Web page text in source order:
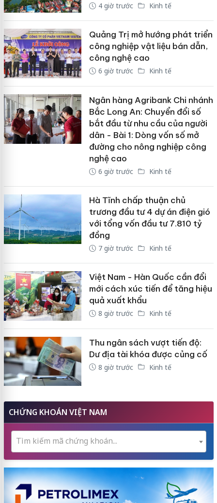
4 giờ trước Kinh tế
Quảng Trị mở hướng phát triển
công nghiệp vật liệu bán dẫn,
công nghệ cao
6 giờ trước Kinh tế
Ngân hàng Agribank Chi nhánh
Bắc Long An: Chuyển đổi số
bắt đầu từ nhu cầu của người
dân - Bài 1: Dòng vốn số mở
đường cho nông nghiệp công
nghệ cao
6 giờ trước Kinh tế
Hà Tĩnh chấp thuận chủ
trương đầu tư 4 dự án điện gió
với tổng vốn đầu tư 7.810 tỷ
đồng
7 giờ trước Kinh tế
Việt Nam - Hàn Quốc cần đổi
mới cách xúc tiến để tăng hiệu
quả xuất khẩu
8 giờ trước Kinh tế
Thu ngân sách vượt tiến độ:
Dư địa tài khóa được củng cố
8 giờ trước Kinh tế
CHỨNG KHOÁN VIỆT NAM
Tìm kiếm mã chứng khoán...